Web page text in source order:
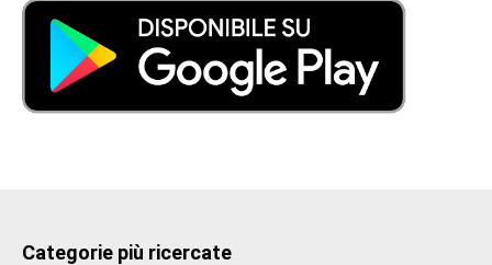
Categorie più ricercate